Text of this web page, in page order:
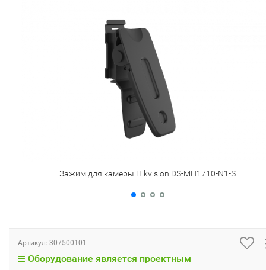
Зажим для камеры Hikvision DS-MH1710-N1-S
Артикул: 307500101
Оборудование является проектным